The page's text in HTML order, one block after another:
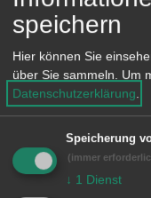
Teilort sowie
„Ich habe
fünf Jahre
in
Opferkuch
Ort und
parat“, sagte
speichern
Hier können Sie
über Sie sammeln.
Um
Datenschutzerklärung
Speicherung
(immer
↓ 1 Dienst